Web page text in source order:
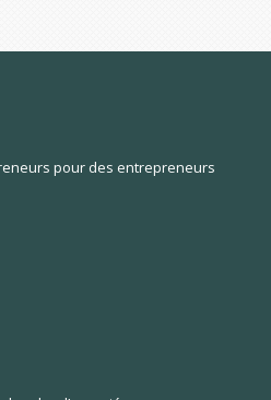
pour des entrepreneurs